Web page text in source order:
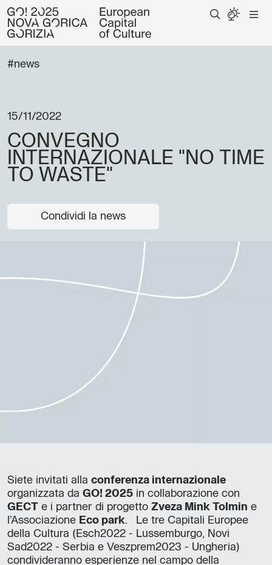
#news
15/11/2022
CONVEGNO
INTERNAZIONALE "NO TIME
TO WASTE"
Condividi la news
Siete invitati alla conferenza internazionale
organizzata da GO! 2025 in collaborazione con
GECT e i partner di progetto Zveza Mink Tolmin e
l’Associazione Eco park. Le tre Capitali Europee
della Cultura (Esch2022 - Lussemburgo, Novi
Sad2022 - Serbia e Veszprem2023 - Ungheria)
condivideranno esperienze nel campo della